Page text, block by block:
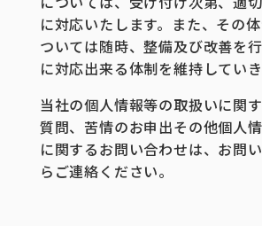
に対応いたします。また、その
ついては随時、整備及び改善を
に対応出来る体制を維持していき
当社の個人情報等の取扱いに関
質問、苦情のお申出その他個人
に関するお問い合わせは、お問
らご連絡ください。